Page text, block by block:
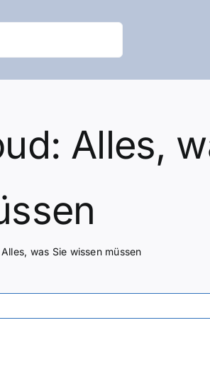
Alles,
was Sie wissen müssen